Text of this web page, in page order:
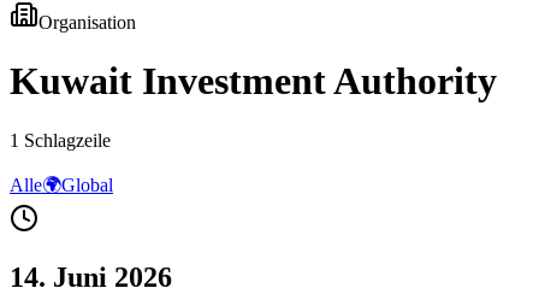
Organisation
Kuwait Investment Authority
1 Schlagzeile
Alle🌍Global
14. Juni 2026